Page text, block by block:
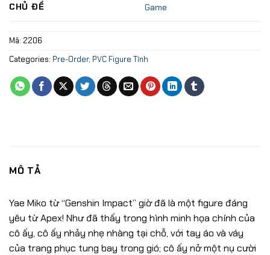
CHỦ ĐỀ Game
Mã: 2206
Categories: Pre-Order, PVC Figure Tĩnh
MÔ TẢ
Yae Miko từ “Genshin Impact” giờ đã là một figure đáng
yêu từ Apex! Như đã thấy trong hình minh họa chính của
cô ấy, cô ấy nhảy nhẹ nhàng tại chỗ, với tay áo và váy
của trang phục tung bay trong gió; cô ấy nở một nụ cười